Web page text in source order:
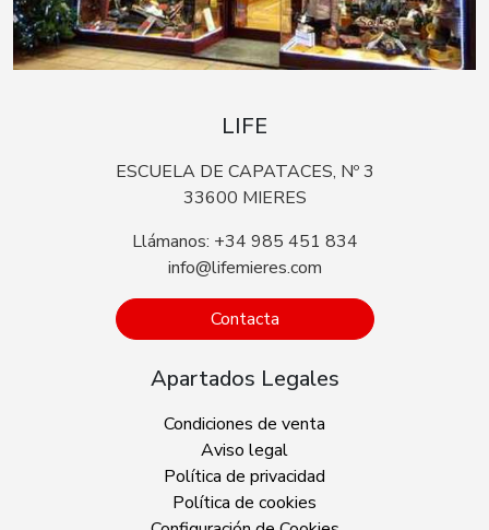
LIFE
ESCUELA DE CAPATACES, Nº 3
33600 MIERES
Llámanos: +34 985 451 834
info@lifemieres.com
Contacta
Apartados Legales
Condiciones de venta
Aviso legal
Política de privacidad
Política de cookies